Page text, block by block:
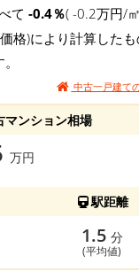
て -0.4％( -0.2万円/
格)により計算した
中古一戸建て
マンション相場
万円
駅距離
1.5 分
(平均値)